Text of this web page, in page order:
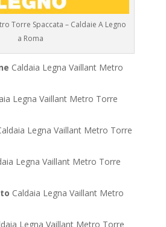
Torre Spaccata – Caldaie A Legno
a Roma
Caldaia Legna Vaillant Metro
Legna Vaillant Metro Torre
Legna Vaillant Metro Torre
Legna Vaillant Metro Torre
Caldaia Legna Vaillant Metro
Legna Vaillant Metro Torre